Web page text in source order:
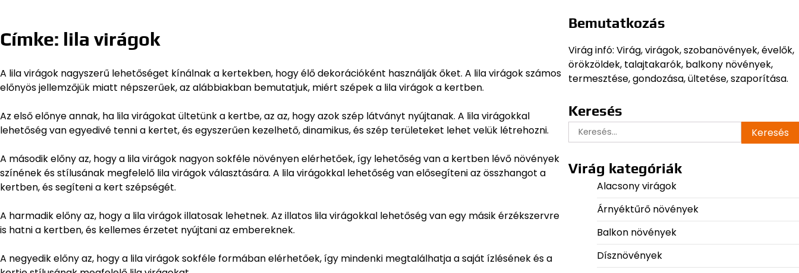
Címke: lila virágok
A lila virágok nagyszerű lehetőséget kínálnak a kertekben, hogy élő dekorációként használják őket. A lila virágok számos
előnyös jellemzőjük miatt népszerűek, az alábbiakban bemutatjuk, miért szépek a lila virágok a kertben.
Az első előnye annak, ha lila virágokat ültetünk a kertbe, az az, hogy azok szép látványt nyújtanak. A lila virágokkal
lehetőség van egyedivé tenni a kertet, és egyszerűen kezelhető, dinamikus, és szép területeket lehet velük létrehozni.
A második előny az, hogy a lila virágok nagyon sokféle növényen elérhetőek, így lehetőség van a kertben lévő növények
színének és stílusának megfelelő lila virágok választására. A lila virágokkal lehetőség van elősegíteni az összhangot a
kertben, és segíteni a kert szépségét.
A harmadik előny az, hogy a lila virágok illatosak lehetnek. Az illatos lila virágokkal lehetőség van egy másik érzékszervre
is hatni a kertben, és kellemes érzetet nyújtani az embereknek.
A negyedik előny az, hogy a lila virágok sokféle formában elérhetőek, így mindenki megtalálhatja a saját ízlésének és a
Bemutatkozás
Virág infó: Virág, virágok, szobanövények, évelők,
örökzöldek, talajtakarók, balkony növények,
termesztése, gondozása, ültetése, szaporítása.
Keresés
Keresés:
Virág kategóriák
Alacsony virágok
Árnyéktűrő növények
Balkon növények
Dísznövények